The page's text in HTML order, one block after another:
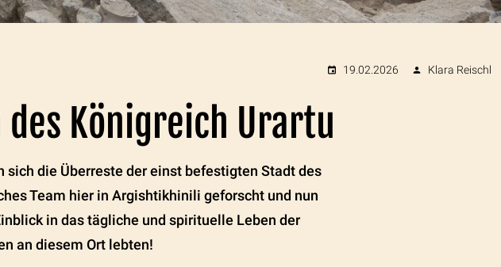
19.02.2026
Klara Reischl
Königreich Urartu
die Überreste der einst befestigten Stadt des
Team hier in Argishtikhinili geforscht und nun
in das tägliche und spirituelle Leben der
an diesem Ort lebten!